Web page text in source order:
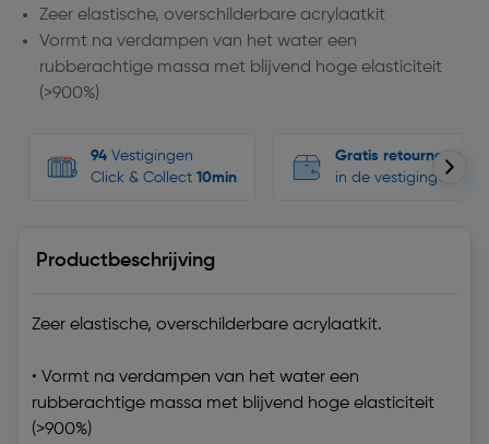
Zeer elastische, overschilderbare acrylaatkit
Vormt na verdampen van het water een
rubberachtige massa met blijvend hoge elasticiteit
(>900%)
94 Vestigingen
Click & Collect 10min
Gratis retourneren
in de vestigingen
Productbeschrijving
Zeer elastische, overschilderbare acrylaatkit.
• Vormt na verdampen van het water een
rubberachtige massa met blijvend hoge elasticiteit
(>900%)